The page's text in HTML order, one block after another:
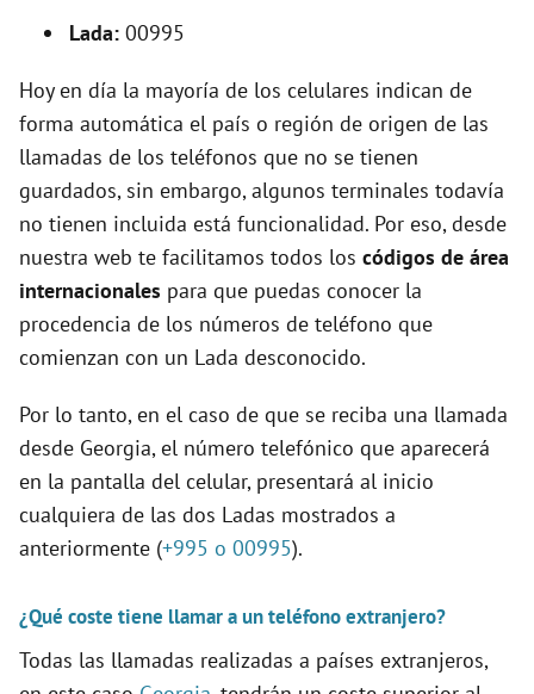
Lada: 00995
Hoy en día la mayoría de los celulares indican de
forma automática el país o región de origen de las
llamadas de los teléfonos que no se tienen
guardados, sin embargo, algunos terminales todavía
no tienen incluida está funcionalidad. Por eso, desde
nuestra web te facilitamos todos los códigos de área
internacionales para que puedas conocer la
procedencia de los números de teléfono que
comienzan con un Lada desconocido.
Por lo tanto, en el caso de que se reciba una llamada
desde Georgia, el número telefónico que aparecerá
en la pantalla del celular, presentará al inicio
cualquiera de las dos Ladas mostrados a
anteriormente (+995 o 00995).
¿Qué coste tiene llamar a un teléfono extranjero?
Todas las llamadas realizadas a países extranjeros,